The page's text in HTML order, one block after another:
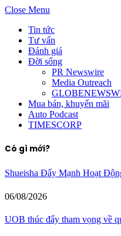
Close Menu
Tin tức
Tư vấn
Đánh giá
Đời sống
PR Newswire
Media Outreach
Mua bán, khuyến mãi
Auto Podcast
TIMESCORP
Có gì mới?
Shueisha Đẩy Mạnh Hoạt
06/08/2026
UOB thúc đẩy tham vọng về